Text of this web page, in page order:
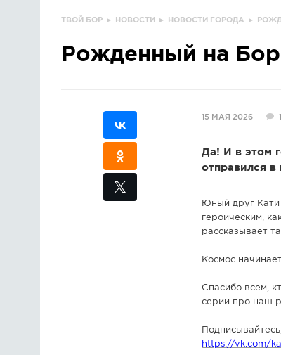
ТВОЙ БОР ▸ НОВОСТИ ▸ НОВОСТИ ГОРОДА ▸
Рожденный на
15 МАЯ 2026 1
Да! И в этом
отправился в
Юный друг Кати
героическим,
рассказывает
Космос
Спасибо всем,
серии про наш
https://vk.com/